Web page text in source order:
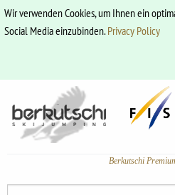
Wir verwenden Cookies, um Ihnen ein
Social Media einzubinden.Privacy Policy
Berkutschi